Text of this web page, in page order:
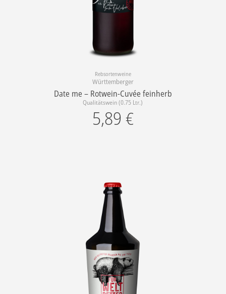
Rebsortenweine
Württemberger
Date me – Rotwein-Cuvée feinherb
Qualitätswein (0.75 Ltr.)
5,89 €